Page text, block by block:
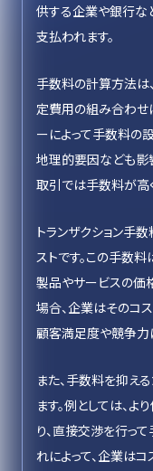
供する企業や銀行な
支払われます。
手数料の計算方法は
定費用の組み合わせ
ーによって手数料の
地理的要因なども影
取引では手数料が高
トランザクション手
ストです。この手数
製品やサービスの価
場合、企業はそのコ
顧客満足度や競争力
また、手数料を抑え
ます。例としては、
り、直接交渉を行っ
れによって、企業は